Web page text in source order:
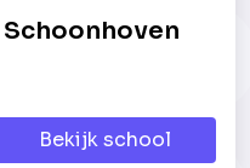
Bekijk school